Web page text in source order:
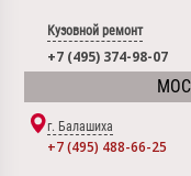
Кузовной ремонт
+7 (495) 374-98-07
г. Балашиха
+7 (495) 488-66-25